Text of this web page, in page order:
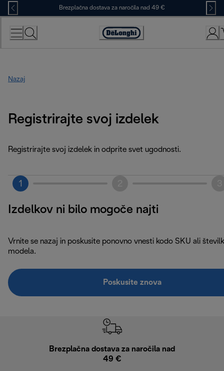
Skip
to
Content
Brezplačna dostava za naročila nad 49 €
Accessibility
Nazaj
Registrirajte svoj izdelek
Registrirajte svoj izdelek in odprite svet ugodnosti.
1
Izdelkov ni bilo mogoče najti
Vrnite se nazaj in poskusite ponovno vnesti kodo SKU ali
modela.
Poskusite znova
Brezplačna dostava za naročila nad
49 €